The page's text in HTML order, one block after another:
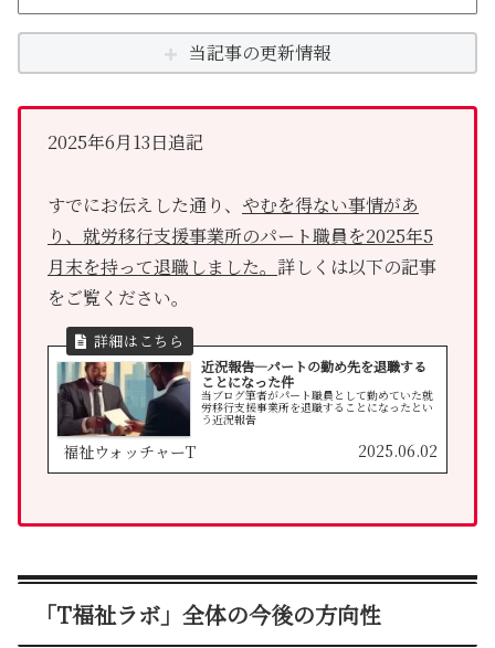
当記事の更新情報
2025年6月13日追記
すでにお伝えした通り、 やむを得ない事情があ
り、就労移行支援事業所のパート職員を2025年5
月末を持って退職しました。 詳しくは以下の記事
をご覧ください。
近況報告―パートの勤め先を退職する
ことになった件
当ブログ筆者がパート職員として勤めていた就
労移行支援事業所を退職することになったとい
う近況報告
福祉ウォッチャーT 2025.06.02
「T福祉ラボ」全体の今後の方向性